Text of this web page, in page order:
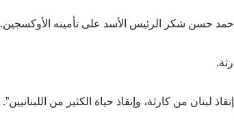
حمد حسن شكر الرئيس الأسد على تأمينه الأوكسجين.
من كارثة، وإنقاذ حياة الكثير من اللبنانيين”.